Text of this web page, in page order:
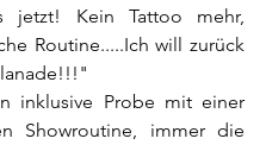
jetzt! Kein Tattoo mehr,
Routine.....Ich will zurück
inklusive Probe mit einer
Showroutine, immer die